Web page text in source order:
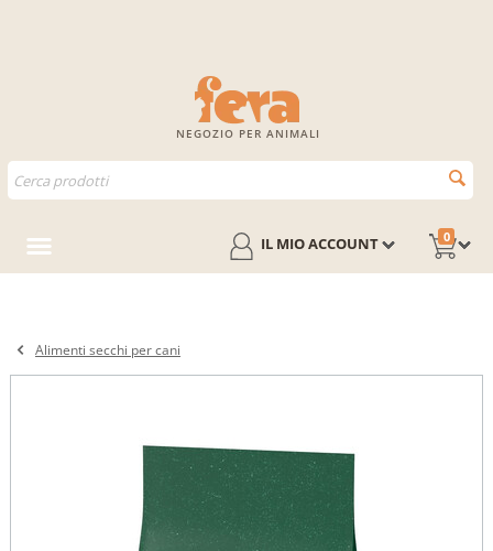
NEGOZIO PER ANIMALI
0
IL MIO ACCOUNT
Alimenti secchi per cani